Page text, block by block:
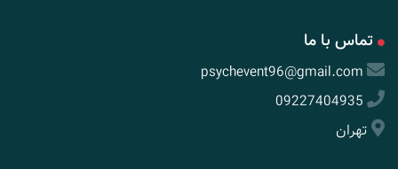
تماس با ما
psychevent96@gmail.com
09227404935
تهران